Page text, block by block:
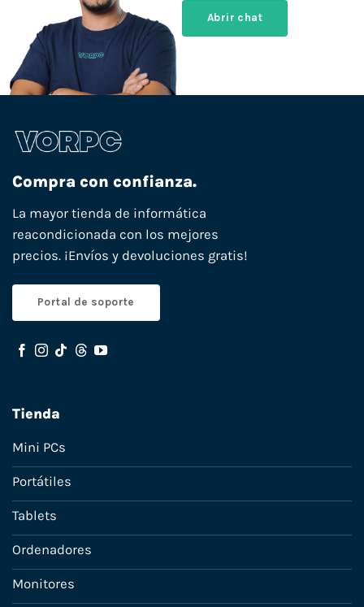
Abrir chat
Compra con confianza.
La mayor tienda de informática
reacondicionada con los mejores
precios. ¡Envíos y devoluciones gratis!
Portal de soporte
Tienda
Mini PCs
Portátiles
Tablets
Ordenadores
Monitores